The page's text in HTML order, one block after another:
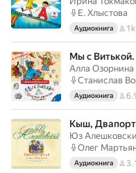
Е. Хлыстова
Аудиокнига 1k
Мы с
Алла Озорнина
Станислав
Аудиокнига
Кыш,
Юз
Олег
Аудиокнига